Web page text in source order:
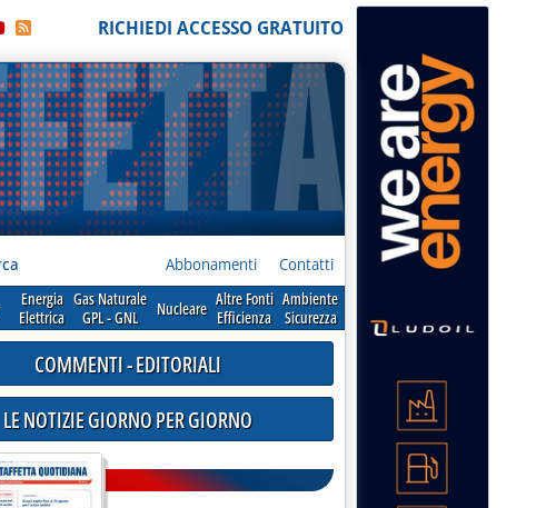
RICHIEDI ACCESSO GRATUITO
Abbonamenti Contatti
Energia
Elettrica
Gas Naturale
GPL - GNL
Nucleare Altre Fonti
Efficienza
Ambiente
Sicurezza
COMMENTI - EDITORIALI
LE NOTIZIE GIORNO PER GIORNO